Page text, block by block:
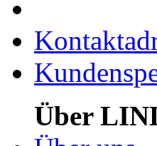
Über